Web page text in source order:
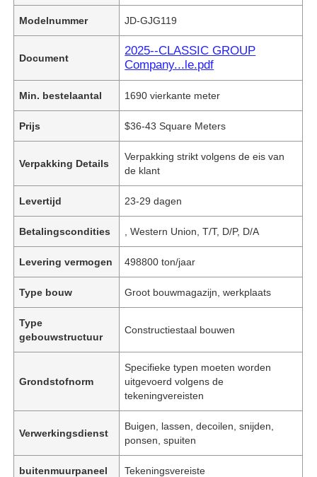
Modelnummer JD-GJG119
Document
2025--CLASSIC GROUP
Company...le.pdf
Min. bestelaantal 1690 vierkante meter
Prijs $36-43 Square Meters
Verpakking Details
Verpakking strikt volgens de eis van
de klant
Levertijd 23-29 dagen
Betalingscondities , Western Union, T/T, D/P, D/A
Levering vermogen 498800 ton/jaar
Type bouw Groot bouwmagazijn, werkplaats
Type
gebouwstructuur
Constructiestaal bouwen
Grondstofnorm
Specifieke typen moeten worden
uitgevoerd volgens de
tekeningvereisten
Verwerkingsdienst
Buigen, lassen, decoilen, snijden,
ponsen, spuiten
buitenmuurpaneel Tekeningsvereiste